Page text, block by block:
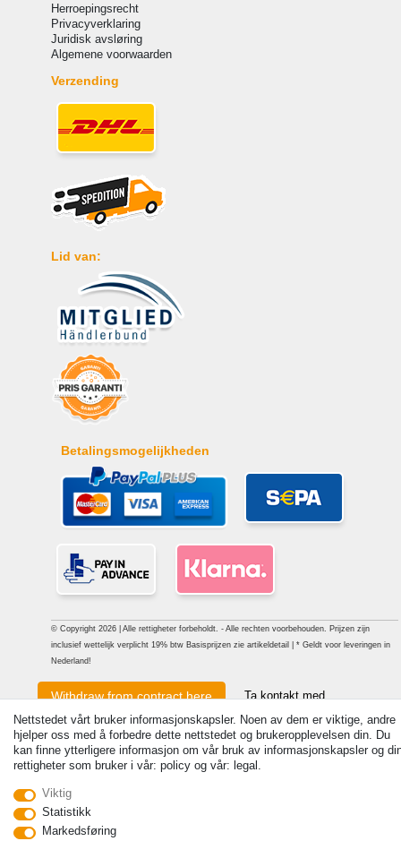
Herroepingsrecht
Privacyverklaring
Juridisk avsløring
Algemene voorwaarden
Verzending
Lid van:
Betalingsmogelijkheden
© Copyright 2026 | Alle rettigheter forbeholdt. - Alle rechten voorbehouden. Prijzen zijn
inclusief wettelijk verplicht 19% btw Basisprijzen zie artikeldetail | * Geldt voor leveringen in
Nederland!
Withdraw from contract here
Ta kontakt med
Nettstedet vårt bruker informasjonskapsler. Noen av dem er viktige, andre
hjelper oss med å forbedre dette nettstedet og brukeropplevelsen din. Du
kan finne ytterligere informasjon om vår bruk av informasjonskapsler og
rettigheter som bruker i vår: policy og vår: legal.
Viktig
Statistikk
Markedsføring